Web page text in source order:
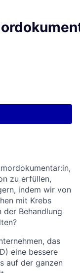
zu erfüllen,
indem wir von
mit Krebs
der Behandlung
das
eine bessere
auf der ganzen